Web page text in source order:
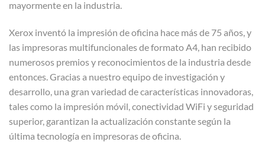
mayormente en la industria.
Xerox inventó la impresión de oficina hace más de 75 años, y
las impresoras multifuncionales de formato A4, han recibido
numerosos premios y reconocimientos de la industria desde
entonces. Gracias a nuestro equipo de investigación y
desarrollo, una gran variedad de características innovadoras,
tales como la impresión móvil, conectividad WiFi y seguridad
superior, garantizan la actualización constante según la
última tecnología en impresoras de oficina.